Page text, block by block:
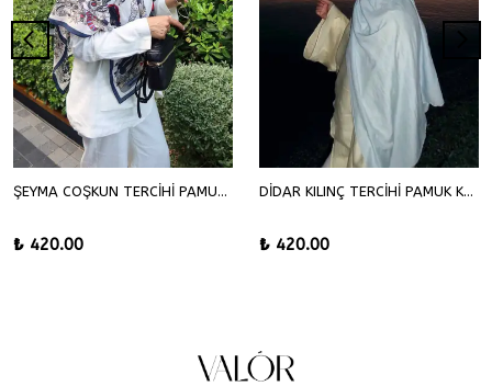
ŞEYMA COŞKUN TERCİHİ PAMUK KRAŞ ŞAL
₺ 420.00
DİDAR KILINÇ TERCİHİ PAMUK KRAŞ ŞAL
₺ 420.00